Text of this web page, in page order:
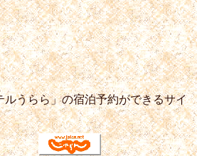
ルうらら」の宿泊予約ができるサイ